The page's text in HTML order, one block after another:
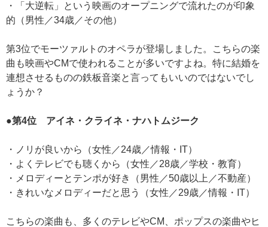
・「大逆転」という映画のオープニングで流れたのが印象
的（男性／34歳／その他）
第3位でモーツァルトのオペラが登場しました。こちらの楽
曲も映画やCMで使われることが多いですよね。特に結婚を
連想させるものの鉄板音楽と言ってもいいのではないでし
ょうか？
●第4位 アイネ・クライネ・ナハトムジーク
・ノリが良いから（女性／24歳／情報・IT）
・よくテレビでも聴くから（女性／28歳／学校・教育）
・メロディーとテンポが好き（男性／50歳以上／不動産）
・きれいなメロディーだと思う（女性／29歳／情報・IT）
こちらの楽曲も、多くのテレビやCM、ポップスの楽曲やヒ